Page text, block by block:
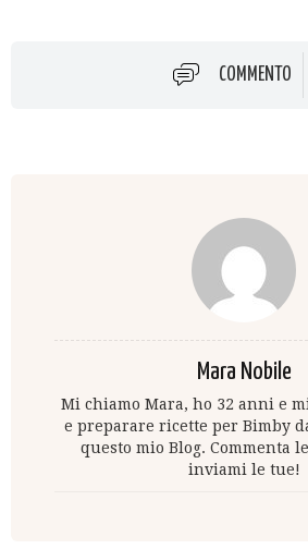
COMMENTO
Mara Nobile
Mi chiamo Mara, ho 32 anni e
e preparare ricette per Bimby
questo mio Blog. Commenta
inviami le tue!